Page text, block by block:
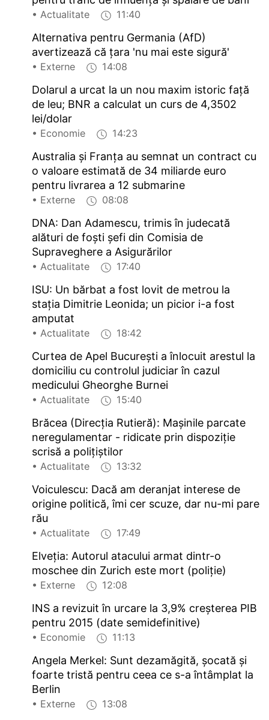
• Actualitate 11:40
Alternativa pentru Germania (AfD)
avertizează că țara 'nu mai este sigură'
• Externe 14:08
Dolarul a urcat la un nou maxim istoric față
de leu; BNR a calculat un curs de 4,3502
lei/dolar
• Economie 14:23
Australia și Franța au semnat un contract cu
o valoare estimată de 34 miliarde euro
pentru livrarea a 12 submarine
• Externe 08:08
DNA: Dan Adamescu, trimis în judecată
alături de foști șefi din Comisia de
Supraveghere a Asigurărilor
• Actualitate 17:40
ISU: Un bărbat a fost lovit de metrou la
stația Dimitrie Leonida; un picior i-a fost
amputat
• Actualitate 18:42
Curtea de Apel București a înlocuit arestul la
domiciliu cu controlul judiciar în cazul
medicului Gheorghe Burnei
• Actualitate 15:40
Brăcea (Direcția Rutieră): Mașinile parcate
neregulamentar - ridicate prin dispoziție
scrisă a polițiștilor
• Actualitate 13:32
Voiculescu: Dacă am deranjat interese de
origine politică, îmi cer scuze, dar nu-mi pare
rău
• Actualitate 17:49
Elveția: Autorul atacului armat dintr-o
moschee din Zurich este mort (poliție)
• Externe 12:08
INS a revizuit în urcare la 3,9% creșterea PIB
pentru 2015 (date semidefinitive)
• Economie 11:13
Angela Merkel: Sunt dezamăgită, șocată și
foarte tristă pentru ceea ce s-a întâmplat la
Berlin
• Externe 13:08